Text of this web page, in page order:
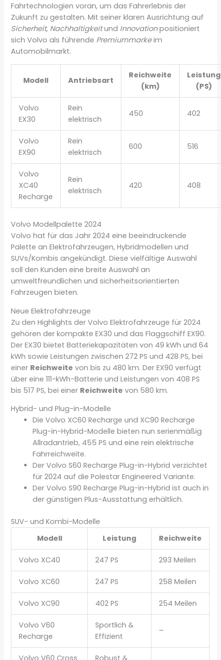
Fahrtechnologien voran, um das Fahrerlebnis der
Zukunft zu gestalten. Mit seiner klaren Ausrichtung auf
Sicherheit, Nachhaltigkeitund Innovationpositioniert
sich Volvo als führende Premiummarkeim
Automobilmarkt.
Modell Antriebsart
Reichweite
(km)
Leistung
(PS)
Volvo
EX30
Rein
elektrisch
450 402
Volvo
EX90
Rein
elektrisch
600 516
Volvo
XC40
Recharge
Rein
elektrisch
420 408
Volvo Modellpalette 2024
Volvo hat für das Jahr 2024 eine beeindruckende
Palette an Elektrofahrzeugen, Hybridmodellen und
SUVs/Kombis angekündigt. Diese vielfältige Auswahl
soll den Kunden eine breite Auswahl an
umweltfreundlichen und sicherheitsorientierten
Fahrzeugen bieten.
Neue Elektrofahrzeuge
Zu den Highlights der Volvo Elektrofahrzeuge für 2024
gehören der kompakte EX30 und das Flaggschiff EX90.
Der EX30 bietet Batteriekapazitäten von 49 kWh und 64
kWh sowie Leistungen zwischen 272 PS und 428 PS, bei
einer Reichweite von bis zu 480 km. Der EX90 verfügt
über eine 111-kWh-Batterie und Leistungen von 408 PS
bis 517 PS, bei einer Reichweite von 580 km.
Hybrid- und Plug-in-Modelle
Die Volvo XC60 Recharge und XC90 Recharge
Plug-in-Hybrid-Modelle bieten nun serienmäßig
Allradantrieb, 455 PS und eine rein elektrische
Fahrreichweite.
Der Volvo S60 Recharge Plug-in-Hybrid verzichtet
für 2024 auf die Polestar Engineered Variante.
Der Volvo S90 Recharge Plug-in-Hybrid ist auch in
der günstigen Plus-Ausstattung erhältlich.
SUV- und Kombi-Modelle
Modell
Leistung Reichweite
Volvo XC40 247 PS 293 Meilen
Volvo XC60 247 PS 258 Meilen
Volvo XC90 402 PS 254 Meilen
Volvo V60
Recharge
Sportlich &
Effizient
–